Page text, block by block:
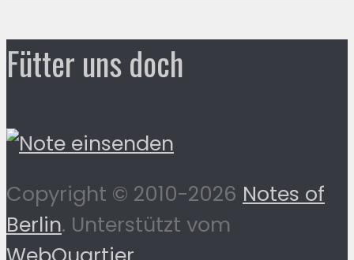
Fütter uns doch
Copyright © 2010-2026 Notes of
Berlin. Unterstützt vom